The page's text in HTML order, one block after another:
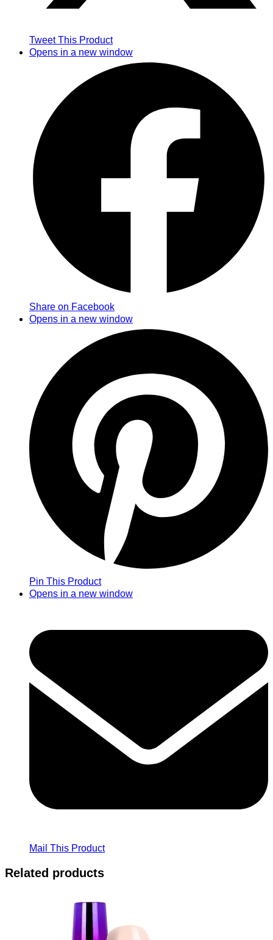
Tweet This Product
Opens in a new window
Share on Facebook
Opens in a new window
Pin This Product
Opens in a new window
Mail This Product
Related products